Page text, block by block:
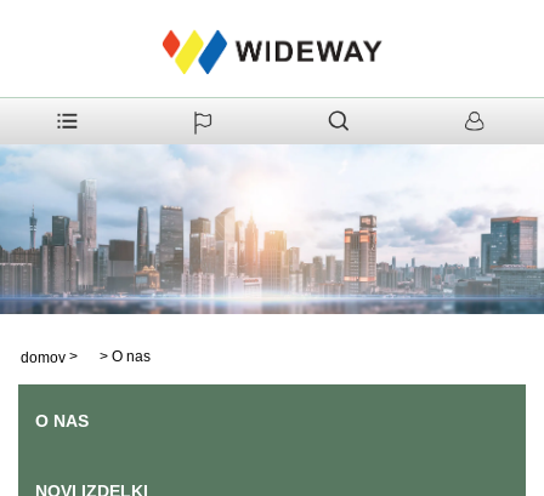
domov > > O nas
O NAS
NOVI IZDELKI